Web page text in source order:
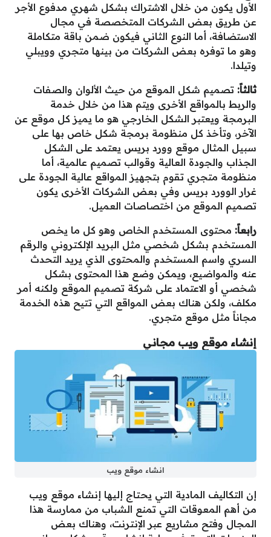
الأول يكون من خلال الاشتراك بشكل شهري مدفوع الأجر
عن طريق بعض الشركات المتخصصة في مجال
الاستضافة، أما النوع الثاني فيكون ضمن باقة متكاملة
وهو ما توفره بعض الشركات من بينها متجري وويبلي
وتيلدا.
ثالثاً: تصميم شكل الموقع من حيث الألوان والصفات
والربط بالمواقع الأخرى ويتم هذا من خلال خدمة
البرمجة ويعتبر الشكل الخارجي هو ما يميز كل موقع عن
الآخر، وتأخذ كل منظومة برمجة شكل خاص بها على
سبيل المثال موقع وورد بريس يعتمد على الشكل
الجذاب والجودة العالية وقوالب تصميم عالمية، أما
منظومة متجري تقوم بتجهيز المواقع عالية الجودة على
غرار الوورد بريس وفي بعض الشركات الأخرى يكون
تصميم الموقع من اختصاصات العميل.
رابعاً: محتوى المستخدم الخاص وهو كل ما يخص
المستخدم بشكل شخصي مثل البريد الإلكتروني والرقم
السري واسم المستخدم والمحتوى الذي يريد التحدث
عنه والمواضيع، ويمكن وضع هذا المحتوى بشكل
شخصي أو الاعتماد على شركة تصميم الموقع ولكنه أمر
مكلف، ولكن هناك بعض المواقع التي تتيح هذه الخدمة
مجاناً مثل موقع متجري.
إنشاء موقع ويب مجاني
انشاء موقع ويب
إن التكاليف المادية التي يحتاج إليها إنشاء موقع ويب
من أهم المعوقات التي تمنع الشباب من ممارسة هذا
المجال وفتح مشاريع عبر الإنترنت، وهناك بعض